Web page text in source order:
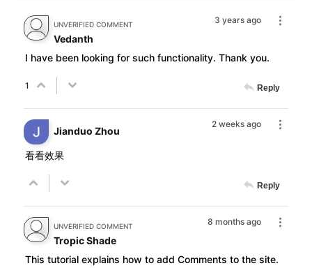
3 years ago
UNVERIFIED COMMENT
Vedanth
I have been looking for such functionality. Thank you.
1 Reply
2 weeks ago
Jianduo Zhou
看看效果
Reply
8 months ago
UNVERIFIED COMMENT
Tropic Shade
This tutorial explains how to add Comments to the site.